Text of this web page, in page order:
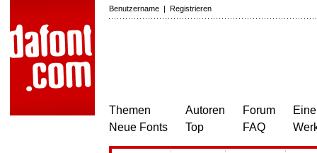
Benutzername | Registrieren
Themen
Neue Fonts
Autoren
Top
Forum
FAQ